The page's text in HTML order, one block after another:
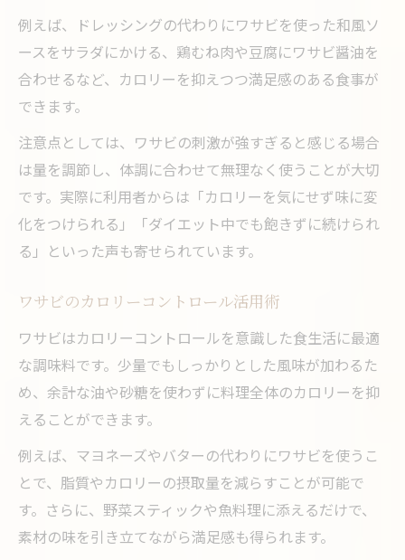
例えば、ドレッシングの代わりにワサビを使った和風ソ
ースをサラダにかける、鶏むね肉や豆腐にワサビ醤油を
合わせるなど、カロリーを抑えつつ満足感のある食事が
できます。
注意点としては、ワサビの刺激が強すぎると感じる場合
は量を調節し、体調に合わせて無理なく使うことが大切
です。実際に利用者からは「カロリーを気にせず味に変
化をつけられる」「ダイエット中でも飽きずに続けられ
る」といった声も寄せられています。
ワサビのカロリーコントロール活用術
ワサビはカロリーコントロールを意識した食生活に最適
な調味料です。少量でもしっかりとした風味が加わるた
め、余計な油や砂糖を使わずに料理全体のカロリーを抑
えることができます。
例えば、マヨネーズやバターの代わりにワサビを使うこ
とで、脂質やカロリーの摂取量を減らすことが可能で
す。さらに、野菜スティックや魚料理に添えるだけで、
素材の味を引き立てながら満足感も得られます。